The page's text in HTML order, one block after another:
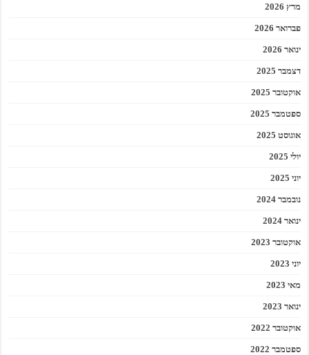
מרץ 2026
פברואר 2026
ינואר 2026
דצמבר 2025
אוקטובר 2025
ספטמבר 2025
אוגוסט 2025
יולי 2025
יוני 2025
נובמבר 2024
ינואר 2024
אוקטובר 2023
יוני 2023
מאי 2023
ינואר 2023
אוקטובר 2022
ספטמבר 2022